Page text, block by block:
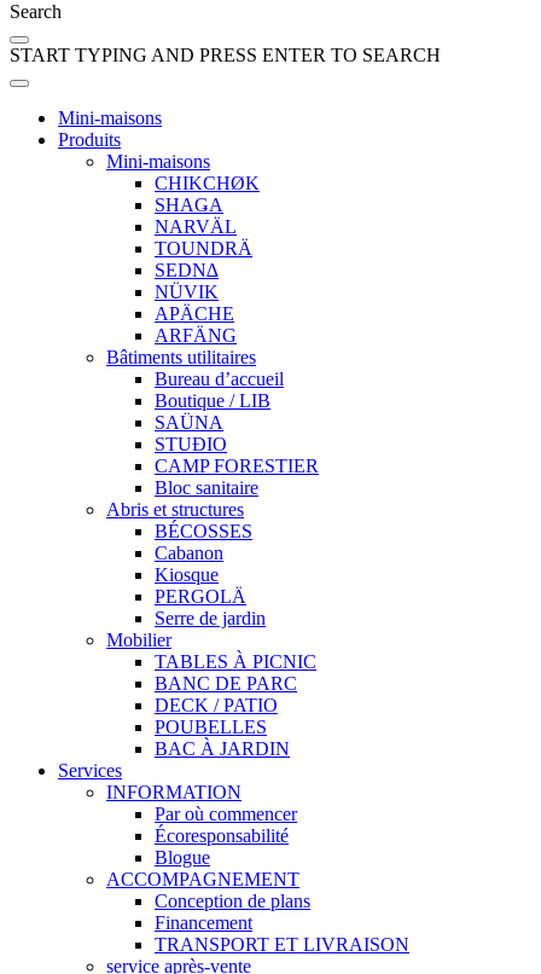
Search
START TYPING AND PRESS ENTER TO SEARCH
Mini-maisons
Produits
Mini-maisons
CHIKCHØK
SHAǤA
NARVÄL
TOUNDRÄ
SEDN∆
NÜVIK
APÄCHE
ARFÄNG
Bâtiments utilitaires
Bureau d’accueil
Boutique / LIB
SAÜNA
STUÐIO
CAMP FORESTIER
Bloc sanitaire
Abris et structures
BÉCOSSES
Cabanon
Kiosque
PERGOLÄ
Serre de jardin
Mobilier
TABLES À PICNIC
BANC DE PARC
DECK / PATIO
POUBELLES
BAC À JARDIN
Services
INFORMATION
Par où commencer
Écoresponsabilité
Blogue
ACCOMPAGNEMENT
Conception de plans
Financement
TRANSPORT ET LIVRAISON
service après-vente